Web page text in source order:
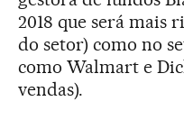
2018 que será mais
do setor) como no
como Walmart e
vendas).